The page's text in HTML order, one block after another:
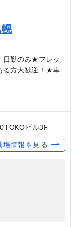
日勤のみ★フレッ
る方大歓迎！★車
ビル3F
場情報を見る